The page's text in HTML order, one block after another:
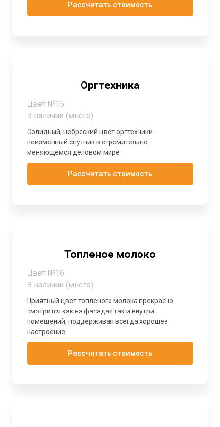
Рассчитать стоимость
Оргтехника
Цвет №15
В наличии (много)
Солидный, неброский цвет оргтехники -
неизменный спутник в стремительно
меняющемся деловом мире
Рассчитать стоимость
Топленое молоко
Цвет №16
В наличии (много)
Приятный цвет топленого молока прекрасно
смотрится как на фасадах так и внутри
помещений, поддерживая всегда хорошее
настроение
Рассчитать стоимость